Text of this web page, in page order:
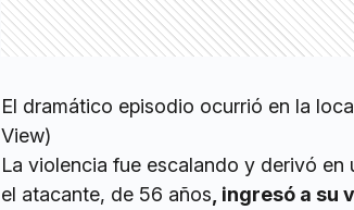
El dramático episodio ocurrió en la
View)
La violencia fue escalando y derivó
el atacante, de 56 años , ingresó a